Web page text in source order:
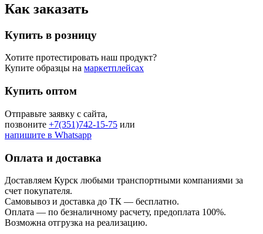
Как заказать
Купить в розницу
Хотите протестировать наш продукт?
Купите образцы на маркетплейсах
Купить оптом
Отправьте заявку с сайта,
позвоните +7(351)742-15-75 или
напишите в Whatsapp
Оплата и доставка
Доставляем Курск любыми транспортными компаниями за
счет покупателя.
Самовывоз и доставка до ТК — бесплатно.
Оплата — по безналичному расчету, предоплата 100%.
Возможна отгрузка на реализацию.